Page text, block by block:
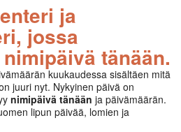
ja
jossa
tänään.
kuukaudessa sisältäen mitä
juuri nyt. Nykyinen päivä on
nimipäivä tänään ja päivämäärän.
lipun päivää, lomien ja